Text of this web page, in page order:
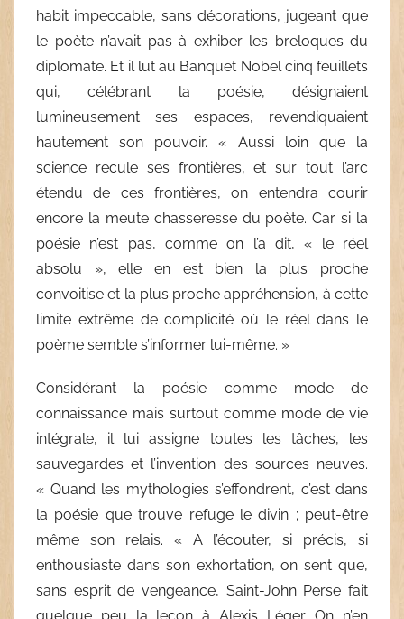
habit impeccable, sans décorations, jugeant que
le poète n’avait pas à exhiber les breloques du
diplomate. Et il lut au Banquet Nobel cinq feuillets
qui, célébrant la poésie, désignaient
lumineusement ses espaces, revendiquaient
hautement son pouvoir. « Aussi loin que la
science recule ses frontières, et sur tout l’arc
étendu de ces frontières, on entendra courir
encore la meute chasseresse du poète. Car si la
poésie n’est pas, comme on l’a dit, « le réel
absolu », elle en est bien la plus proche
convoitise et la plus proche appréhension, à cette
limite extrême de complicité où le réel dans le
poème semble s’informer lui-même. »
Considérant la poésie comme mode de
connaissance mais surtout comme mode de vie
intégrale, il lui assigne toutes les tâches, les
sauvegardes et l’invention des sources neuves.
« Quand les mythologies s’effondrent, c’est dans
la poésie que trouve refuge le divin ; peut-être
même son relais. « A l’écouter, si précis, si
enthousiaste dans son exhortation, on sent que,
sans esprit de vengeance, Saint-John Perse fait